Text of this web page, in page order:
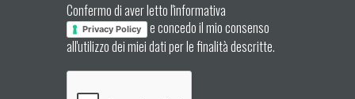
Confermo di aver letto l'informativa
Privacy Policy
e concedo il mio consenso
all'utilizzo dei miei dati per le finalità descritte.